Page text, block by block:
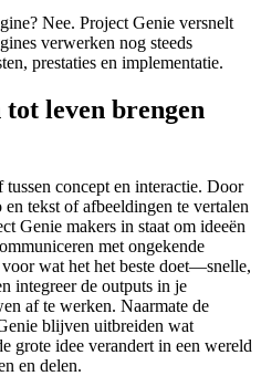
Nee. Project Genie versnelt
verwerken nog steeds
prestaties en implementatie.
leven brengen
concept en interactie. Door
tekst of afbeeldingen te vertalen
Genie makers in staat om ideeën
met ongekende
wat het het beste doet—snelle,
integreer de outputs in je
af te werken. Naarmate de
blijven uitbreiden wat
grote idee verandert in een wereld
en delen.